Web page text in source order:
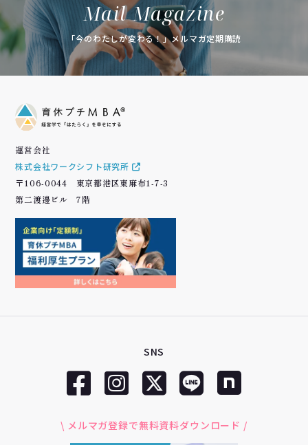
Mail Magazine
「今のわたしが変わる！」メルマガ定期購読
運営会社
株式会社ワークシフト研究所
〒106-0044 東京都港区東麻布1-7-3
第二渡邊ビル 7階
SNS
\ メルマガ登録で無料資料ダウンロード /